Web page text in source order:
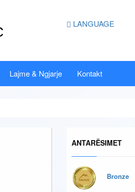
LANGUAGE
Lajme & Ngjarje Kontakt
ANTARËSIMET
Bronze